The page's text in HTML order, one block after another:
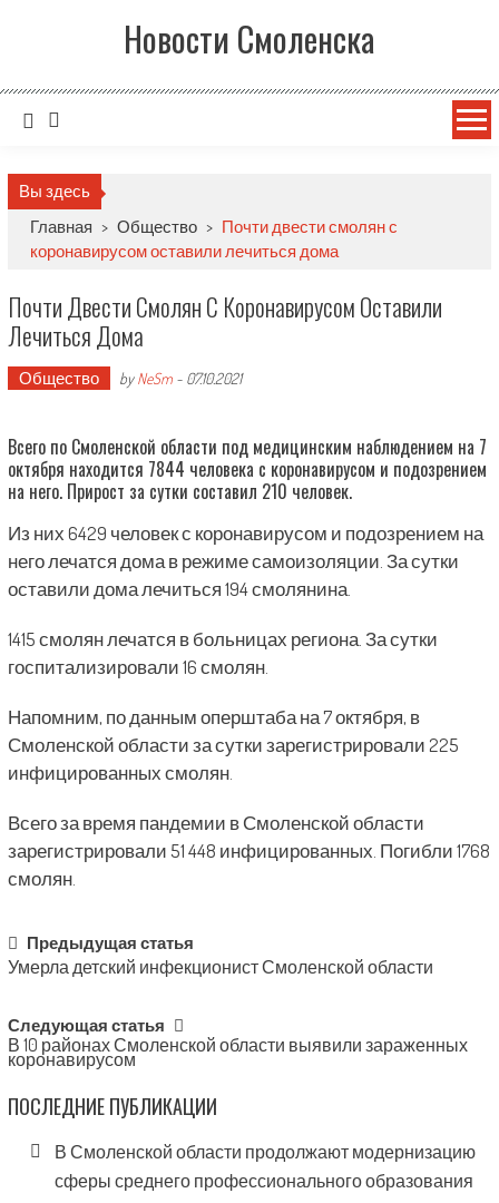
Новости Смоленска
Вы здесь
Главная > Общество > Почти двести смолян с
коронавирусом оставили лечиться дома
Почти Двести Смолян С Коронавирусом Оставили
Лечиться Дома
Общество byNeSm- 07.10.2021
Всего по Смоленской области под медицинским наблюдением на 7
октября находится 7844 человека с коронавирусом и подозрением
на него. Прирост за сутки составил 210 человек.
Из них 6429 человек с коронавирусом и подозрением на
него лечатся дома в режиме самоизоляции. За сутки
оставили дома лечиться 194 смолянина.
1415 смолян лечатся в больницах региона. За сутки
госпитализировали 16 смолян.
Напомним, по данным оперштаба на 7 октября, в
Смоленской области за сутки зарегистрировали 225
инфицированных смолян.
Всего за время пандемии в Смоленской области
зарегистрировали 51 448 инфицированных. Погибли 1768
смолян.
Post
navigation
Предыдущая статья
Умерла детский инфекционист Смоленской области
Следующая статья
В 10 районах Смоленской области выявили зараженных
коронавирусом
ПОСЛЕДНИЕ ПУБЛИКАЦИИ
В Смоленской области продолжают модернизацию
сферы среднего профессионального образования